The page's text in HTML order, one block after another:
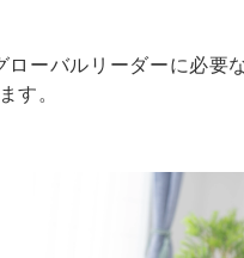
ーバルリーダーに必
す。